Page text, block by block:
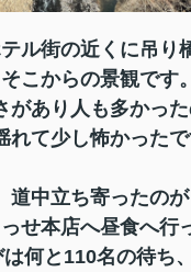
ル街の近くに吊り
そこからの景観です。
があり人も多かっ
れて少し怖かった
道中立ち寄ったのが
せ本店へ昼食へ行
何と110名の待ち、